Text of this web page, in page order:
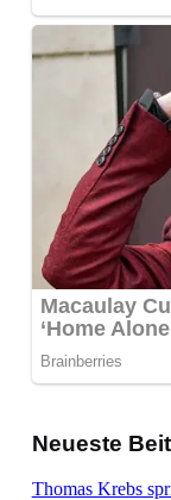
Neueste
Thomas Krebs